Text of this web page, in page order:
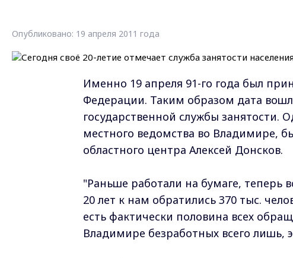
Опубликовано: 19 апреля 2011 года
Именно 19 апреля 91-го года был
Федерации. Таким образом дата
государственной службы занятости.
местного ведомства во Владимире,
областного центра Алексей Донсков.
"Раньше работали на бумаге, теперь
20 лет к нам обратились 370 тыс.
есть фактически половина всех
Владимире безработных всего лишь,